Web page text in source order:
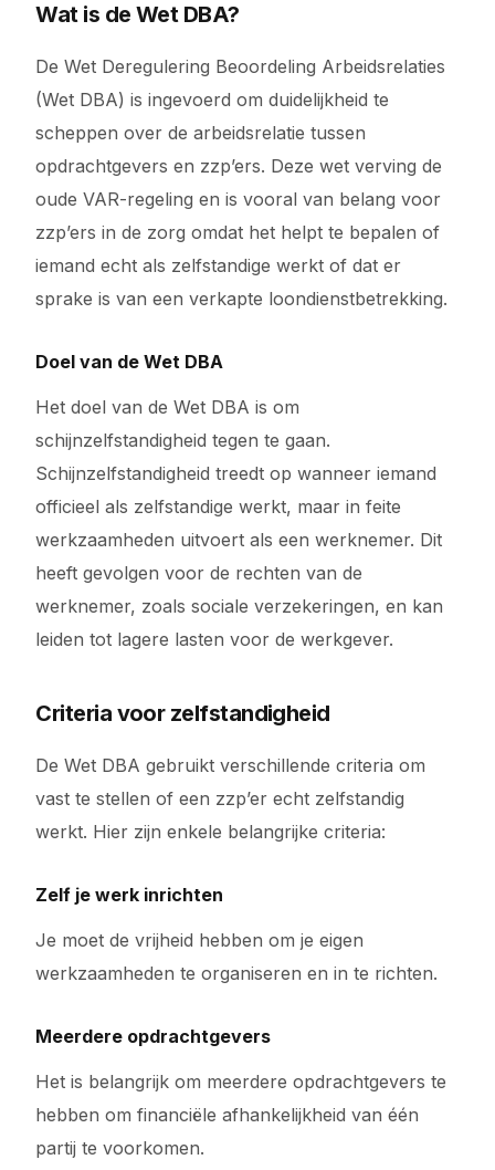
Wat is de Wet DBA?
De Wet Deregulering Beoordeling Arbeidsrelaties
(Wet DBA) is ingevoerd om duidelijkheid te
scheppen over de arbeidsrelatie tussen
opdrachtgevers en zzp’ers. Deze wet verving de
oude VAR-regeling en is vooral van belang voor
zzp’ers in de zorg omdat het helpt te bepalen of
iemand echt als zelfstandige werkt of dat er
sprake is van een verkapte loondienstbetrekking.
Doel van de Wet DBA
Het doel van de Wet DBA is om
schijnzelfstandigheid tegen te gaan.
Schijnzelfstandigheid treedt op wanneer iemand
officieel als zelfstandige werkt, maar in feite
werkzaamheden uitvoert als een werknemer. Dit
heeft gevolgen voor de rechten van de
werknemer, zoals sociale verzekeringen, en kan
leiden tot lagere lasten voor de werkgever.
Criteria voor zelfstandigheid
De Wet DBA gebruikt verschillende criteria om
vast te stellen of een zzp’er echt zelfstandig
werkt. Hier zijn enkele belangrijke criteria:
Zelf je werk inrichten
Je moet de vrijheid hebben om je eigen
werkzaamheden te organiseren en in te richten.
Meerdere opdrachtgevers
Het is belangrijk om meerdere opdrachtgevers te
hebben om financiële afhankelijkheid van één
partij te voorkomen.